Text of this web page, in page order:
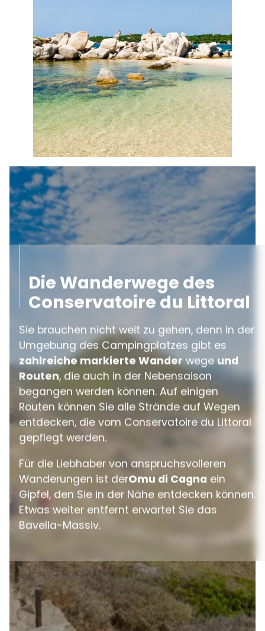
Die Wanderwege des
Conservatoire du Littoral
Sie brauchen nicht weit zu gehen, denn in der
Umgebung des Campingplatzes gibt es
zahlreiche markierte Wanderwegeund
Routen, die auch in der Nebensaison
begangen werden können. Auf einigen
Routen können Sie alle Strände auf Wegen
entdecken, die vom Conservatoire du Littoral
gepflegt werden.
Für die Liebhaber von anspruchsvolleren
Wanderungen ist derOmu di Cagna ein
Gipfel, den Sie in der Nähe entdecken können.
Etwas weiter entfernt erwartet Sie das
Bavella-Massiv.